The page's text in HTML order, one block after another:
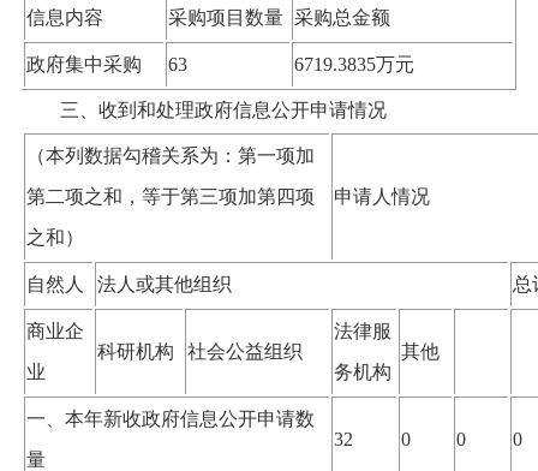
信息内容 采购项目数量 采购总金额
政府集中采购 63 6719.3835万元
三、收到和处理政府信息公开申请情况
（本列数据勾稽关系为：第一项加
第二项之和，等于第三项加第四项
之和）
申请人情况
自然人 法人或其他组织 总
商业企
业
科研机构 社会公益组织
法律服
务机构
其他
一、本年新收政府信息公开申请数
量
32 0 0 0